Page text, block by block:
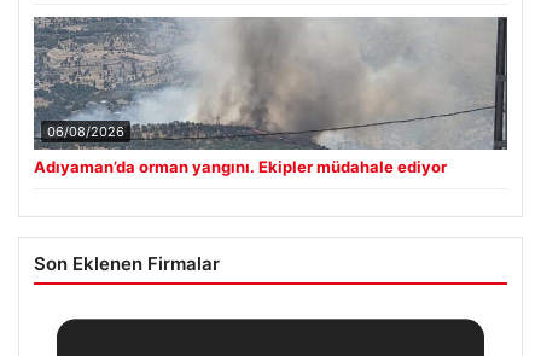
06/08/2026
Adıyaman’da orman yangını. Ekipler müdahale ediyor
Son Eklenen Firmalar